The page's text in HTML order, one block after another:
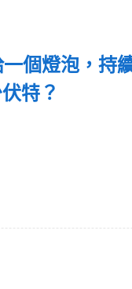
個燈泡，持
特？